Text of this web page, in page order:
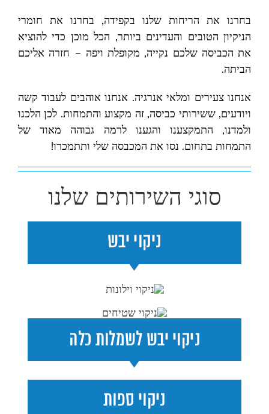
בחרנו את הריחות שלנו בקפידה, בחרנו את חומרי
הניקיון הטובים והעדינים ביותר, הכל מוכן כדי להוציא
את הכביסה שלכם נקייה, מקופלת ויפה – חזרה אליכם
הביתה.
אנחנו צעירים ומלאי אנרגיה. אנחנו אוהבים לעבוד קשה
ויודעים, ששירותי כביסה, זה מקצוע והתמחות. לכן הלכנו
ולמדנו, התמקצענו והגענו לרמה גבוהה מאוד של
התמחות בתחום. נסו את המכבסה שלי ותתמכרו!
סוגי השירותים שלנו